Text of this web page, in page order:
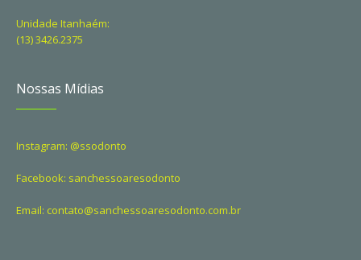
Unidade Itanhaém:
(13) 3426.2375
Nossas Mídias
Instagram: @ssodonto
Facebook: sanchessoaresodonto
Email: contato@sanchessoaresodonto.com.br